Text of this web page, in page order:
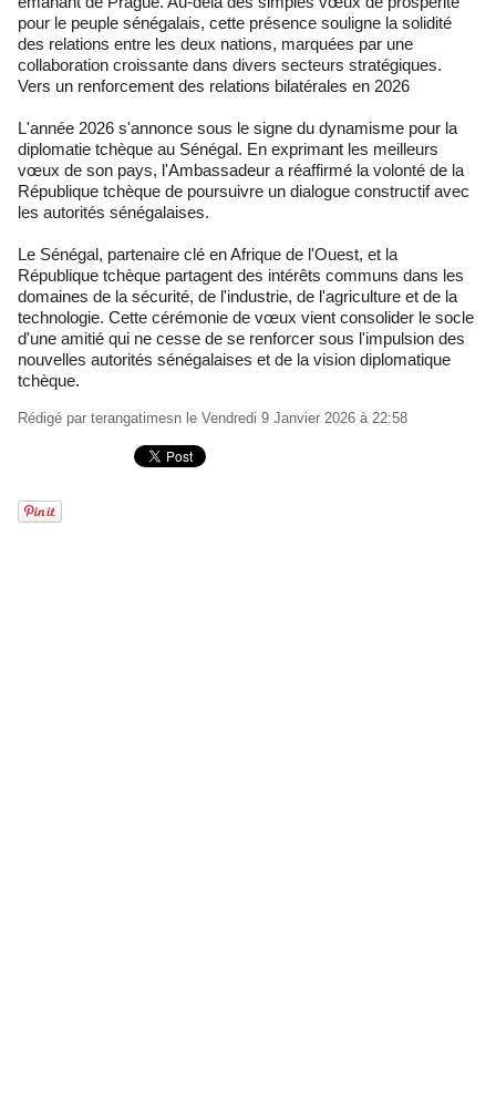
pour le peuple sénégalais, cette présence souligne la solidité
des relations entre les deux nations, marquées par une
collaboration croissante dans divers secteurs stratégiques.
Vers un renforcement des relations bilatérales en 2026
L'année 2026 s'annonce sous le signe du dynamisme pour la
diplomatie tchèque au Sénégal. En exprimant les meilleurs
vœux de son pays, l'Ambassadeur a réaffirmé la volonté de la
République tchèque de poursuivre un dialogue constructif avec
les autorités sénégalaises.
Le Sénégal, partenaire clé en Afrique de l'Ouest, et la
République tchèque partagent des intérêts communs dans les
domaines de la sécurité, de l'industrie, de l'agriculture et de la
technologie. Cette cérémonie de vœux vient consolider le socle
d'une amitié qui ne cesse de se renforcer sous l'impulsion des
nouvelles autorités sénégalaises et de la vision diplomatique
tchèque.
Rédigé par terangatimesn le Vendredi 9 Janvier 2026 à 22:58